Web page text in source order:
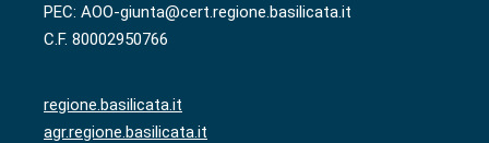
PEC: AOO-giunta@cert.regione.basilicata.it
C.F. 80002950766
regione.basilicata.it
agr.regione.basilicata.it